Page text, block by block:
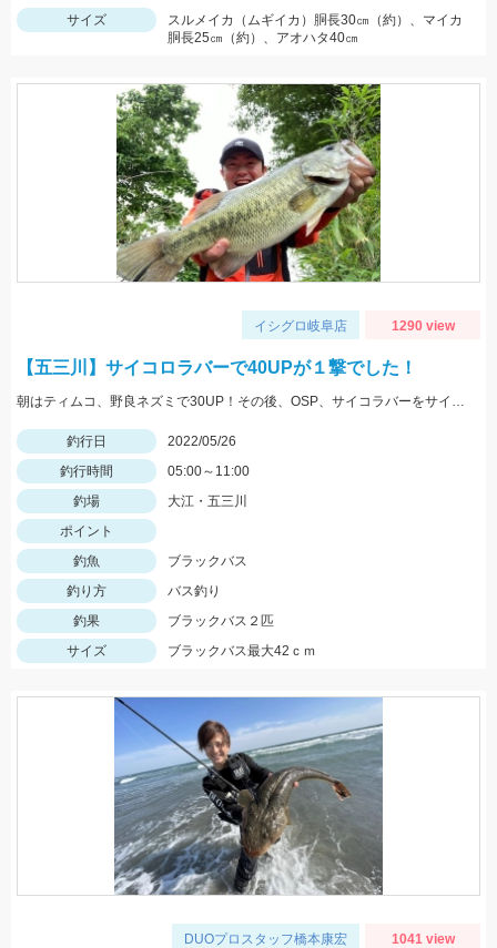
サイズ
スルメイカ（ムギイカ）胴長30㎝（約）、マイカ
胴長25㎝（約）、アオハタ40㎝
イシグロ岐阜店 1290 view
【五三川】サイコロラバーで40UPが１撃でした！
朝はティムコ、野良ネズミで30UP！その後、OSP、サイコラバーをサイトで使い、40UPをGETしました！
釣行日
2022/05/26
釣行時間
05:00～11:00
釣場
大江・五三川
ポイント
釣魚
ブラックバス
釣り方
バス釣り
釣果
ブラックバス２匹
サイズ
ブラックバス最大42ｃｍ
DUOプロスタッフ橋本康宏 1041 view